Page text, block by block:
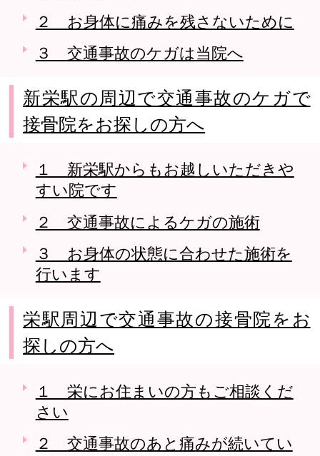
２ お身体に痛みを残さないために
３ 交通事故のケガは当院へ
新栄駅の周辺で交通事故のケガで
接骨院をお探しの方へ
１ 新栄駅からもお越しいただきや
すい院です
２ 交通事故によるケガの施術
３ お身体の状態に合わせた施術を
行います
栄駅周辺で交通事故の接骨院をお
探しの方へ
１ 栄にお住まいの方もご相談くだ
さい
２ 交通事故のあと痛みが続いてい